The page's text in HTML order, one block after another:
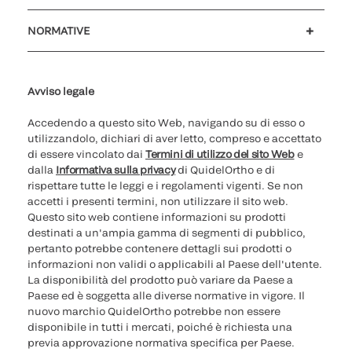
NORMATIVE
Avviso legale
Accedendo a questo sito Web, navigando su di esso o
utilizzandolo, dichiari di aver letto, compreso e accettato
di essere vincolato dai Termini di utilizzo del sito Webe
dalla Informativa sulla privacydi QuidelOrtho e di
rispettare tutte le leggi e i regolamenti vigenti. Se non
accetti i presenti termini, non utilizzare il sito web.
Questo sito web contiene informazioni su prodotti
destinati a un'ampia gamma di segmenti di pubblico,
pertanto potrebbe contenere dettagli sui prodotti o
informazioni non validi o applicabili al Paese dell'utente.
La disponibilità del prodotto può variare da Paese a
Paese ed è soggetta alle diverse normative in vigore. Il
nuovo marchio QuidelOrtho potrebbe non essere
disponibile in tutti i mercati, poiché è richiesta una
previa approvazione normativa specifica per Paese.